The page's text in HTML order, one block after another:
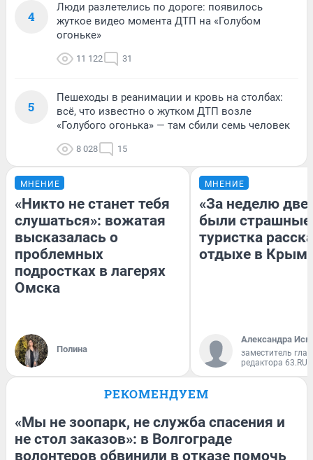
4
Люди разлетелись по дороге: появилось
жуткое видео момента ДТП на «Голубом
огоньке»
11 122 31
5
Пешеходы в реанимации и кровь на столбах:
всё, что известно о жутком ДТП возле
«Голубого огонька» — там сбили семь человек
8 028 15
МНЕНИЕ
«Никто не станет тебя
слушаться»: вожатая
высказалась о
проблемных
подростках в лагерях
Омска
Полина
МНЕНИЕ
«За неделю две
были
туристка
отдыхе в
Александра
заместитель
редактора 63.RU
РЕКОМЕНДУЕМ
«Мы не зоопарк, не служба спасения и
не стол заказов»: в Волгограде
волонтеров обвинили в отказе помочь